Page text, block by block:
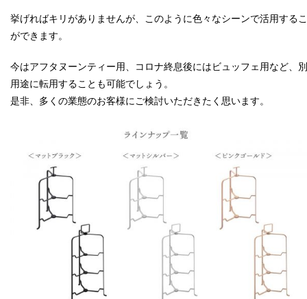
挙げればキリがありませんが、 このように色々なシーンで活用する
ができます。
今はアフタヌーンティー用、コロナ終息後にはビュッフェ用など、
用途に転用することも可能でしょう。
是非、多くの業態のお客様にご検討いただきたく思います。